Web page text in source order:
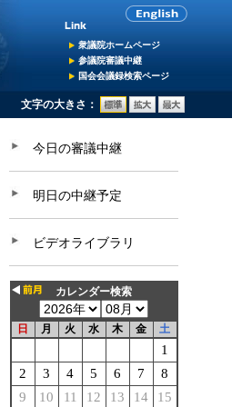
衆議院ホームページ
参議院審議中継
国会会議録検索ページ
文字の大きさ：
今日の審議中継
明日の中継予定
ビデオライブラリ
カレンダー検索
日 月 火 水 木 金 土
1
2
3 4 5 6 7
8
9
10 11 12 13 14
15